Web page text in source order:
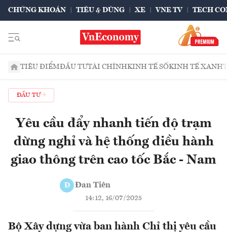
CHỨNG KHOÁN TIÊU & DÙNG XE VNE TV TECH
TIÊU ĐIỂMĐẦU TƯTÀI CHÍNHKINH TẾ SỐKINH TẾ XANH
ĐẦU TƯ
Yêu cầu đẩy nhanh tiến độ trạm
dừng nghỉ và hệ thống điều hành
giao thông trên cao tốc Bắc - Nam
Đ Đan Tiên
14:12, 16/07/2025
Bộ Xây dựng vừa ban hành Chỉ thị yêu cầu